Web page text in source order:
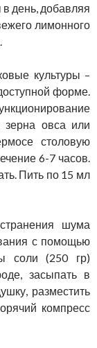
день, добавляя
лимонного
культуры –
форме.
зерна овса или
столовую
6-7 часов.
Пить по 15 мл
шума
с помощью
соли (250 гр)
засыпать в
разместить
компресс